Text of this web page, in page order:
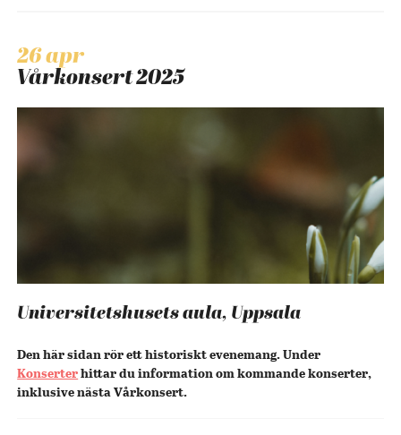
26 apr
Vårkonsert 2025
Universitetshusets aula, Uppsala
Den här sidan rör ett historiskt evenemang. Under
Konserterhittar du information om kommande konserter,
inklusive nästa Vårkonsert.